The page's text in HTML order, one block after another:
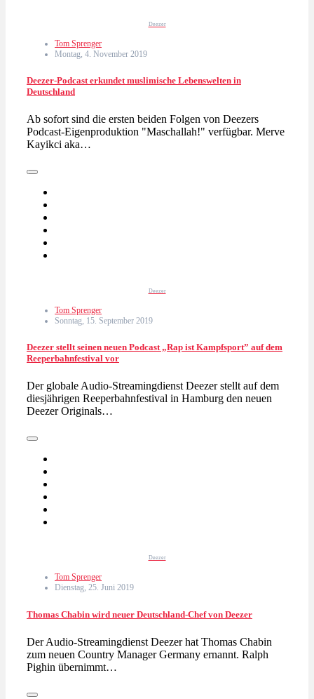
Deezer
Tom Sprenger
Montag, 4. November 2019
Deezer-Podcast erkundet muslimische Lebenswelten in
Deutschland
Ab sofort sind die ersten beiden Folgen von Deezers
Podcast-Eigenproduktion "Maschallah!" verfügbar. Merve
Kayikci aka…
Deezer
Tom Sprenger
Sonntag, 15. September 2019
Deezer stellt seinen neuen Podcast „Rap ist Kampfsport” auf dem
Reeperbahnfestival vor
Der globale Audio-Streamingdienst Deezer stellt auf dem
diesjährigen Reeperbahnfestival in Hamburg den neuen
Deezer Originals…
Deezer
Tom Sprenger
Dienstag, 25. Juni 2019
Thomas Chabin wird neuer Deutschland-Chef von Deezer
Der Audio-Streamingdienst Deezer hat Thomas Chabin
zum neuen Country Manager Germany ernannt. Ralph
Pighin übernimmt…